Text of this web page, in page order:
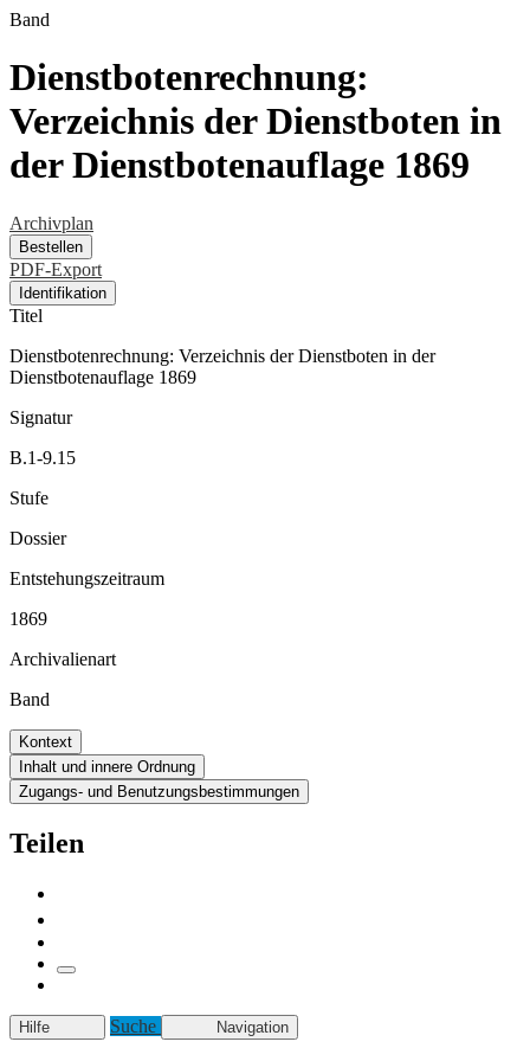
Band
Dienstbotenrechnung:
Verzeichnis der Dienstboten in
der Dienstbotenauflage 1869
Archivplan
Bestellen
PDF-Export
Identifikation
Titel
Dienstbotenrechnung: Verzeichnis der Dienstboten in der
Dienstbotenauflage 1869
Signatur
B.1-9.15
Stufe
Dossier
Entstehungszeitraum
1869
Archivalienart
Band
Kontext
Inhalt und innere Ordnung
Zugangs- und Benutzungsbestimmungen
Teilen
Hilfe Suche Navigation